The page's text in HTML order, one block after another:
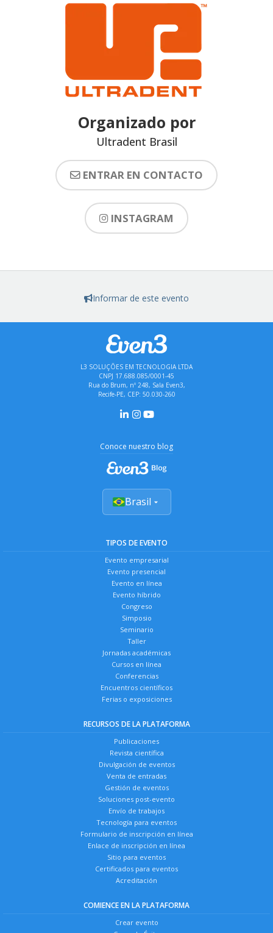
Organizado por
Ultradent Brasil
ENTRAR EN CONTACTO
INSTAGRAM
Informar de este evento
L3 SOLUÇÕES EM TECNOLOGIA LTDA
CNPJ 17.688.085/0001-45
Rua do Brum, nº 248, Sala Even3,
Recife-PE, CEP: 50.030-260
Conoce nuestro blog
Brasil
TIPOS DE EVENTO
Evento empresarial
Evento presencial
Evento en línea
Evento híbrido
Congreso
Simposio
Seminario
Taller
Jornadas académicas
Cursos en línea
Conferencias
Encuentros científicos
Ferias o exposiciones
RECURSOS DE LA PLATAFORMA
Publicaciones
Revista científica
Divulgación de eventos
Venta de entradas
Gestión de eventos
Soluciones post-evento
Envío de trabajos
Tecnología para eventos
Formulario de inscripción en línea
Enlace de inscripción en línea
Sitio para eventos
Certificados para eventos
Acreditación
COMIENCE EN LA PLATAFORMA
Crear evento